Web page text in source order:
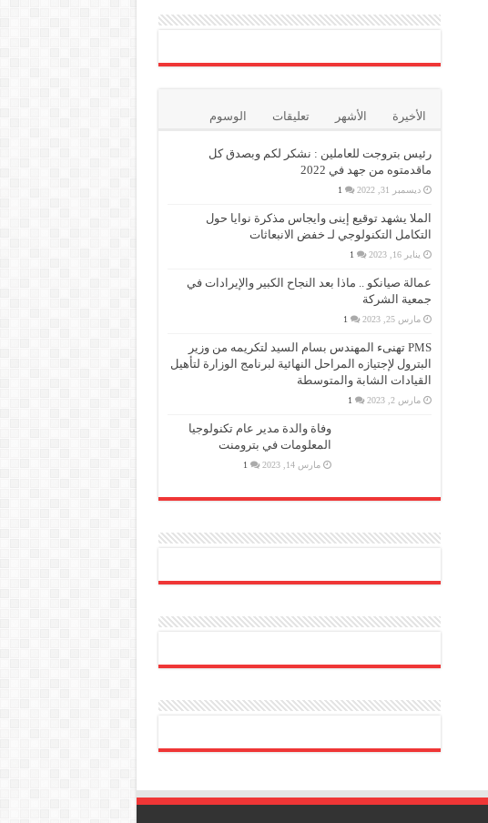
الأخيرة الأشهر تعليقات الوسوم
رئيس بتروجت للعاملين : نشكر لكم وبصدق كل
ماقدمتوه من جهد في 2022
ديسمبر 31, 2022 1
الملا يشهد توقيع إينى وايجاس مذكرة نوايا حول
التكامل التكنولوجي لـ خفض الانبعاثات
يناير 16, 2023 1
عمالة صيانكو .. ماذا بعد النجاح الكبير والإيرادات في
جمعية الشركة
مارس 25, 2023 1
PMS تهنىء المهندس بسام السيد لتكريمه من وزير
البترول لإجتيازه المراحل النهائية لبرنامج الوزارة لتأهيل
القيادات الشابة والمتوسطة
مارس 2, 2023 1
وفاة والدة مدير عام تكنولوجيا
المعلومات في بترومنت
مارس 14, 2023 1